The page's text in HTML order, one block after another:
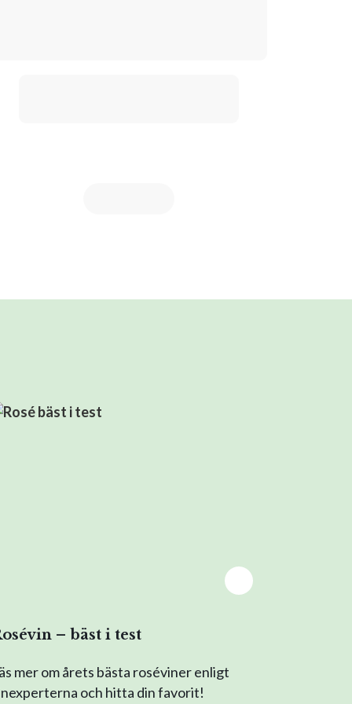
– bäst i test
mer om årets bästa roséviner enligt
och hitta din favorit!